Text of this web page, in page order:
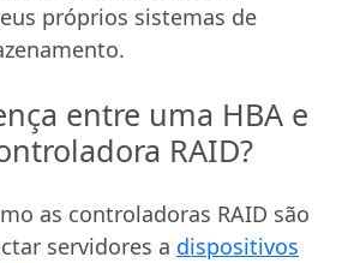
próprios sistemas de
entre uma HBA e
RAID?
as controladoras RAID são
servidores a dispositivos